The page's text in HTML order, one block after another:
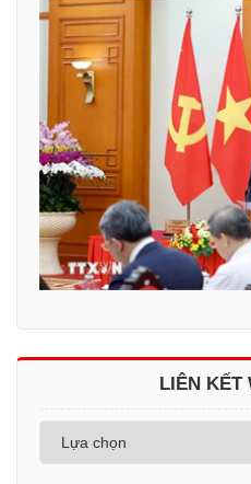
LIÊN KẾT